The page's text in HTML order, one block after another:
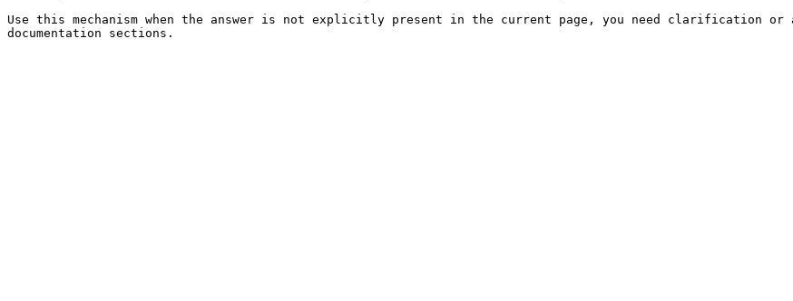
Use this mechanism when the answer is not explicitly present in the current page, you need clarification